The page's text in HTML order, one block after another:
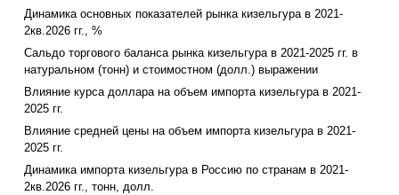
Динамика основных показателей рынка кизельгура в 2021-
2кв.2026 гг., %
Сальдо торгового баланса рынка кизельгура в 2021-2025 гг. в
натуральном (тонн) и стоимостном (долл.) выражении
Влияние курса доллара на объем импорта кизельгура в 2021-
2025 гг.
Влияние средней цены на объем импорта кизельгура в 2021-
2025 гг.
Динамика импорта кизельгура в Россию по странам в 2021-
2кв.2026 гг., тонн, долл.